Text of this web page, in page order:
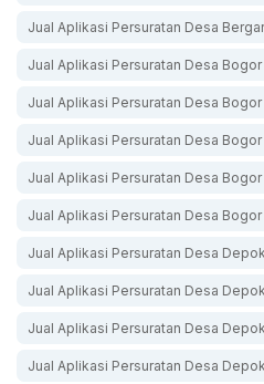
Jual Aplikasi Persuratan Desa
Jual Aplikasi Persuratan Desa Bogor
Jual Aplikasi Persuratan Desa Bogor
Jual Aplikasi Persuratan Desa Bogor
Jual Aplikasi Persuratan Desa
Jual Aplikasi Persuratan Desa Bogor
Jual Aplikasi Persuratan Desa Depok
Jual Aplikasi Persuratan Desa
Jual Aplikasi Persuratan Desa
Jual Aplikasi Persuratan Desa